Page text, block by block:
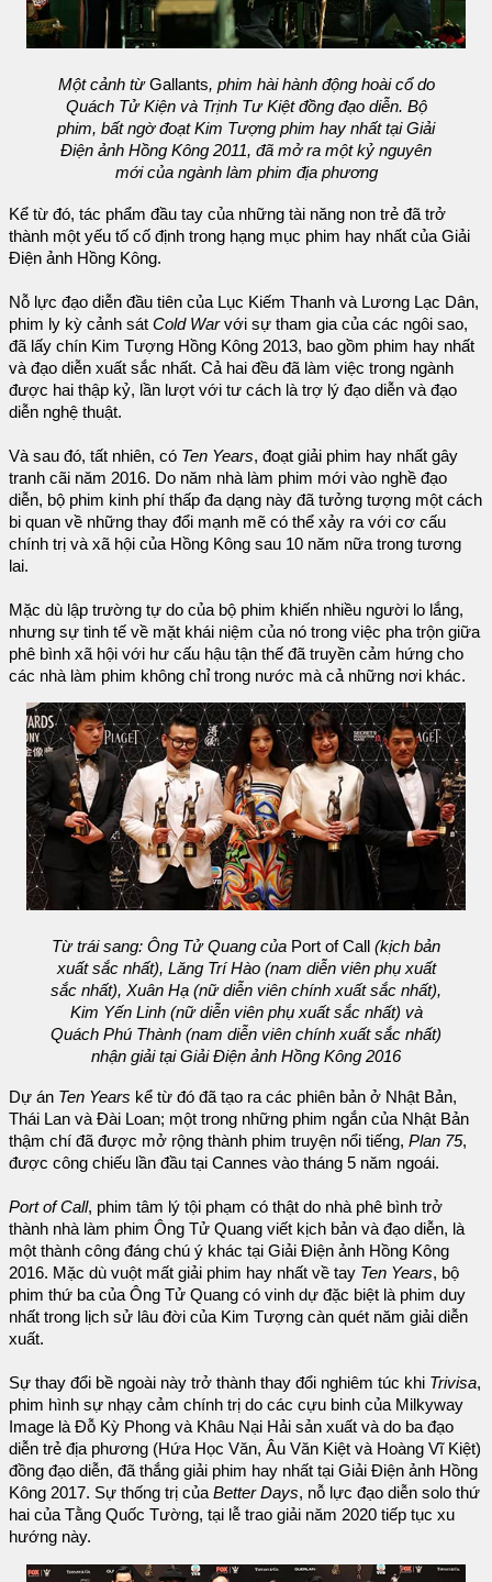
Một cảnh từGallants, phim hài hành động hoài cổ do
Quách Tử Kiện và Trịnh Tư Kiệt đồng đạo diễn. Bộ
phim, bất ngờ đoạt Kim Tượng phim hay nhất tại Giải
Điện ảnh Hồng Kông 2011, đã mở ra một kỷ nguyên
mới của ngành làm phim địa phương
Kể từ đó, tác phẩm đầu tay của những tài năng non trẻ đã trở
thành một yếu tố cố định trong hạng mục phim hay nhất của Giải
Điện ảnh Hồng Kông.
Nỗ lực đạo diễn đầu tiên của Lục Kiếm Thanh và Lương Lạc Dân,
phim ly kỳ cảnh sát Cold Warvới sự tham gia của các ngôi sao,
đã lấy chín Kim Tượng Hồng Kông 2013, bao gồm phim hay nhất
và đạo diễn xuất sắc nhất. Cả hai đều đã làm việc trong ngành
được hai thập kỷ, lần lượt với tư cách là trợ lý đạo diễn và đạo
diễn nghệ thuật.
Và sau đó, tất nhiên, có Ten Years, đoạt giải phim hay nhất gây
tranh cãi năm 2016. Do năm nhà làm phim mới vào nghề đạo
diễn, bộ phim kinh phí thấp đa dạng này đã tưởng tượng một cách
bi quan về những thay đổi mạnh mẽ có thể xảy ra với cơ cấu
chính trị và xã hội của Hồng Kông sau 10 năm nữa trong tương
lai.
Mặc dù lập trường tự do của bộ phim khiến nhiều người lo lắng,
nhưng sự tinh tế về mặt khái niệm của nó trong việc pha trộn giữa
phê bình xã hội với hư cấu hậu tận thế đã truyền cảm hứng cho
các nhà làm phim không chỉ trong nước mà cả những nơi khác.
Từ trái sang: Ông Tử Quang của Port of Call (kịch bản
xuất sắc nhất), Lăng Trí Hào (nam diễn viên phụ xuất
sắc nhất), Xuân Hạ (nữ diễn viên chính xuất sắc nhất),
Kim Yến Linh (nữ diễn viên phụ xuất sắc nhất) và
Quách Phú Thành (nam diễn viên chính xuất sắc nhất)
nhận giải tại Giải Điện ảnh Hồng Kông 2016
Dự án Ten Years kể từ đó đã tạo ra các phiên bản ở Nhật Bản,
Thái Lan và Đài Loan; một trong những phim ngắn của Nhật Bản
thậm chí đã được mở rộng thành phim truyện nổi tiếng, Plan 75,
được công chiếu lần đầu tại Cannes vào tháng 5 năm ngoái.
Port of Call, phim tâm lý tội phạm có thật do nhà phê bình trở
thành nhà làm phim Ông Tử Quang viết kịch bản và đạo diễn, là
một thành công đáng chú ý khác tại Giải Điện ảnh Hồng Kông
2016. Mặc dù vuột mất giải phim hay nhất về tay Ten Years, bộ
phim thứ ba của Ông Tử Quang có vinh dự đặc biệt là phim duy
nhất trong lịch sử lâu đời của Kim Tượng càn quét năm giải diễn
xuất.
Sự thay đổi bề ngoài này trở thành thay đổi nghiêm túc khi Trivisa,
phim hình sự nhạy cảm chính trị do các cựu binh của Milkyway
Image là Đỗ Kỳ Phong và Khâu Nại Hải sản xuất và do ba đạo
diễn trẻ địa phương (Hứa Học Văn, Âu Văn Kiệt và Hoàng Vĩ Kiệt)
đồng đạo diễn, đã thắng giải phim hay nhất tại Giải Điện ảnh Hồng
Kông 2017. Sự thống trị của Better Days, nỗ lực đạo diễn solo thứ
hai của Tằng Quốc Tường, tại lễ trao giải năm 2020 tiếp tục xu
hướng này.